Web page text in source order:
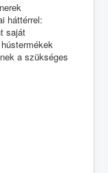
háttérrel:
saját
a szükséges